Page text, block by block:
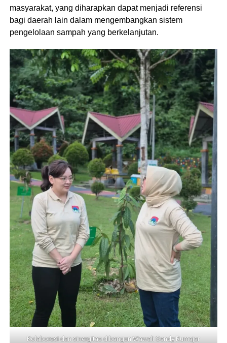
masyarakat, yang diharapkan dapat menjadi referensi
bagi daerah lain dalam mengembangkan sistem
pengelolaan sampah yang berkelanjutan.
Kolaborasi dan sinergitas dibangun Wawali Sendy Rumajar